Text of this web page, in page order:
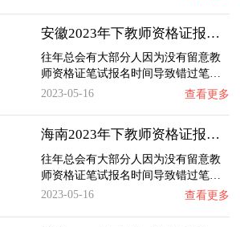
安徽2023年下教师资格证报名时间、入口及流程…
往年总会有大部分人因为没有留意教
师资格证笔试报名时间导致错过笔…
2023-05-16
查看更多
海南2023年下教师资格证报名时间、入口及流程…
往年总会有大部分人因为没有留意教
师资格证笔试报名时间导致错过笔…
2023-05-16
查看更多